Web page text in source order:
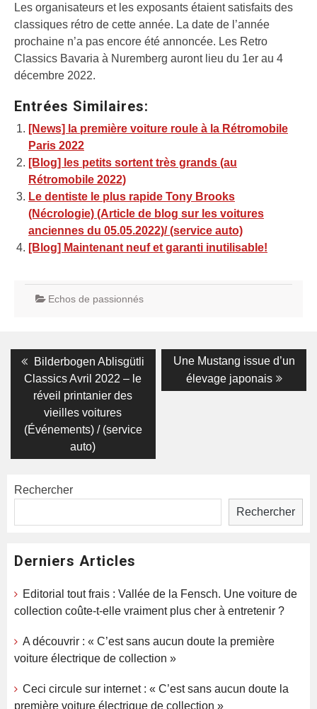
Les organisateurs et les exposants étaient satisfaits des
classiques rétro de cette année. La date de l’année
prochaine n’a pas encore été annoncée. Les Retro
Classics Bavaria à Nuremberg auront lieu du 1er au 4
décembre 2022.
Entrées Similaires:
[News] la première voiture roule à la Rétromobile
Paris 2022
[Blog] les petits sortent très grands (au
Rétromobile 2022)
Le dentiste le plus rapide Tony Brooks
(Nécrologie) (Article de blog sur les voitures
anciennes du 05.05.2022)/ (service auto)
[Blog] Maintenant neuf et garanti inutilisable!
Echos de passionnés
Navigation
de
l’article
Previous
post:
Bilderbogen Ablisgütli
Classics Avril 2022 – le
réveil printanier des
vieilles voitures
(Événements) / (service
auto)
Next
post:
Une Mustang issue d’un
élevage japonais
Rechercher
Rechercher
Derniers Articles
Editorial tout frais : Vallée de la Fensch. Une voiture de
collection coûte-t-elle vraiment plus cher à entretenir ?
A découvrir : « C’est sans aucun doute la première
voiture électrique de collection »
Ceci circule sur internet : « C’est sans aucun doute la
première voiture électrique de collection »